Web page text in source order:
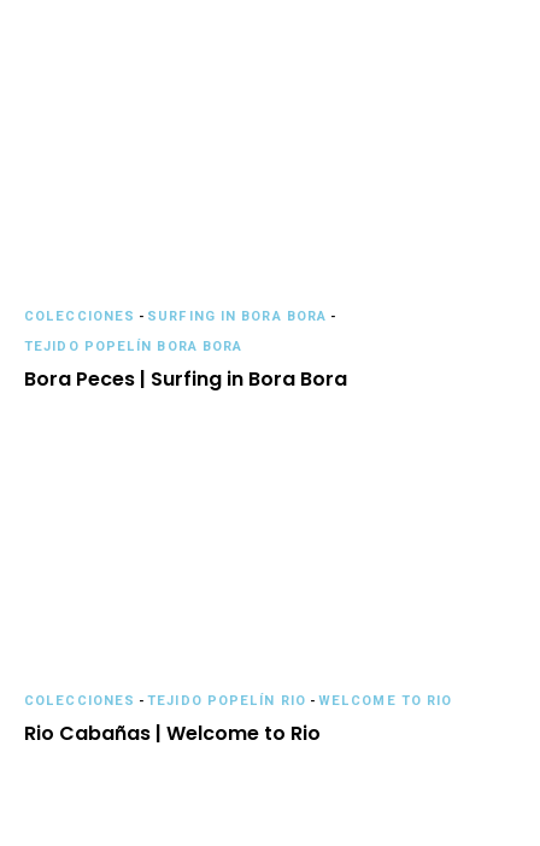
COLECCIONES - SURFING IN BORA BORA -
TEJIDO POPELÍN BORA BORA
Bora Peces | Surfing in Bora Bora
COLECCIONES -TEJIDO POPELÍN RIO -WELCOME TO RIO
Rio Cabañas | Welcome to Rio